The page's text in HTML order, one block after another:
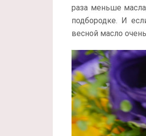
раза меньше
подбородке. И
весной масло